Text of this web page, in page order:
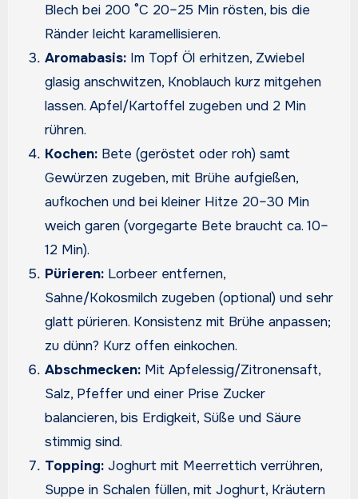
Blech bei 200 °C 20–25 Min rösten, bis die
Ränder leicht karamellisieren.
Aromabasis: Im Topf Öl erhitzen, Zwiebel
glasig anschwitzen, Knoblauch kurz mitgehen
lassen. Apfel/Kartoffel zugeben und 2 Min
rühren.
Kochen: Bete (geröstet oder roh) samt
Gewürzen zugeben, mit Brühe aufgießen,
aufkochen und bei kleiner Hitze 20–30 Min
weich garen (vorgegarte Bete braucht ca. 10–
12 Min).
Pürieren: Lorbeer entfernen,
Sahne/Kokosmilch zugeben (optional) und sehr
glatt pürieren. Konsistenz mit Brühe anpassen;
zu dünn? Kurz offen einkochen.
Abschmecken: Mit Apfelessig/Zitronensaft,
Salz, Pfeffer und einer Prise Zucker
balancieren, bis Erdigkeit, Süße und Säure
stimmig sind.
Topping: Joghurt mit Meerrettich verrühren,
Suppe in Schalen füllen, mit Joghurt, Kräutern